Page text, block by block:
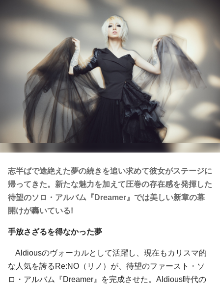
志半ばで途絶えた夢の続きを追い求めて彼女がステージに
帰ってきた。新たな魅力を加えて圧巻の存在感を発揮した
待望のソロ・アルバム『Dreamer』では美しい新章の幕
開けが轟いている!
手放さざるを得なかった夢
Aldiousのヴォーカルとして活躍し、現在もカリスマ的
な人気を誇るRe:NO（リノ）が、待望のファースト・ソ
ロ・アルバム『Dreamer』を完成させた。Aldious時代の